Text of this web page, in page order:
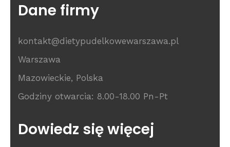
Dane firmy
kontakt@dietypudelkowewarszawa.pl
Warszawa
Mazowieckie, Polska
Godziny otwarcia: 8.00-18.00 Pn-Pt
Dowiedz się więcej